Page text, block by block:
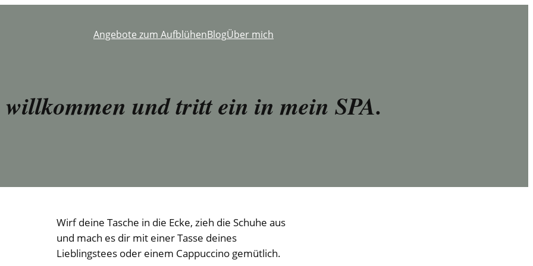
Angebote zum AufblühenBlogÜber mich
und tritt ein in mein SPA.
Wirf deine Tasche in die Ecke, zieh die Schuhe aus
und mach es dir mit einer Tasse deines
Lieblingstees oder einem Cappuccino gemütlich.